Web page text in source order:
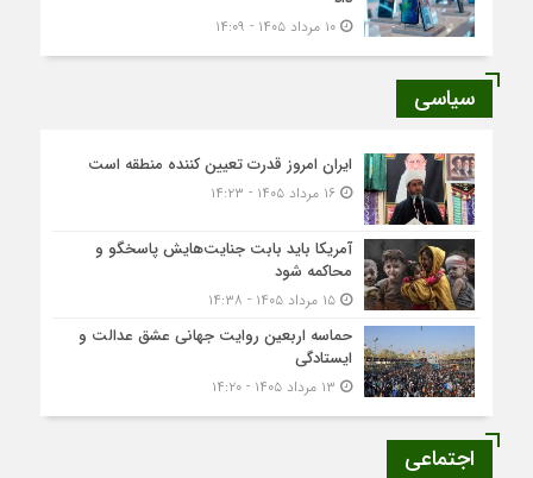
۱۰ مرداد ۱۴۰۵ - ۱۴:۰۹
سیاسی
ایران امروز قدرت تعیین کننده منطقه است
۱۶ مرداد ۱۴۰۵ - ۱۴:۲۳
آمریکا باید بابت جنایت‌هایش پاسخگو و
محاکمه شود
۱۵ مرداد ۱۴۰۵ - ۱۴:۳۸
حماسه اربعین روایت جهانی عشق عدالت و
ایستادگی
اجتماعی